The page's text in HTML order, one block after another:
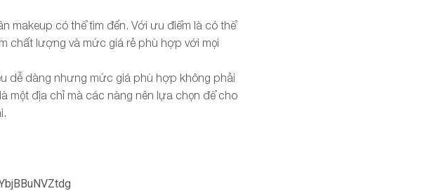
makeup có thể tìm đến. Với ưu điểm là có thể
chất lượng và mức giá rẻ phù hợp với mọi
dễ dàng nhưng mức giá phù hợp không phải
một địa chỉ mà các nàng nên lựa chọn để cho